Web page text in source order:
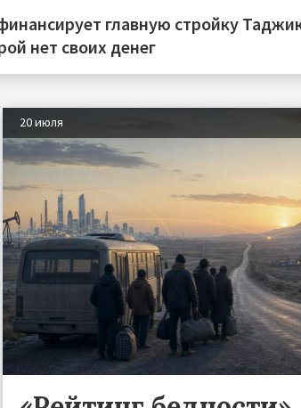
главную стройку
нет своих денег
20 июля